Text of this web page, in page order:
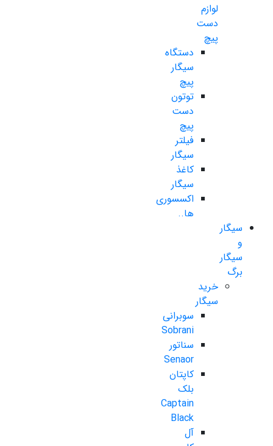
لوازم
دست
پیچ
دستگاه
سیگار
پیچ
توتون
دست
پیچ
فیلتر
سیگار
کاغذ
سیگار
اکسسوری
ها..
سیگار
و
سیگار
برگ
خرید
سیگار
سوبرانی
Sobrani
سناتور
Senaor
کاپتان
بلک
Captain
Black
آل